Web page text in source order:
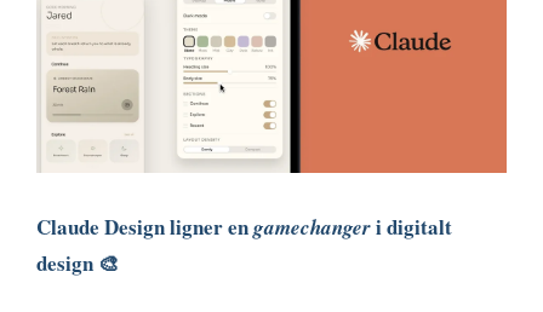
Claude Design ligner engamechangeri digitalt
design 🎨